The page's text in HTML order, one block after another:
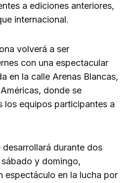
a ediciones anteriores,
internacional.
volverá a ser
con una espectacular
en la calle Arenas Blancas,
donde se
los equipos participantes a
durante dos
y domingo,
espectáculo en la lucha por